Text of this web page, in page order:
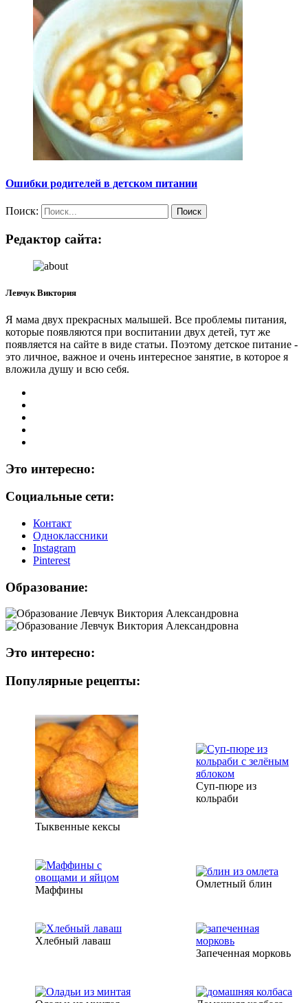
Ошибки родителей в детском питании
Поиск:
Редактор сайта:
Левчук Виктория
Я мама двух прекрасных малышей. Все проблемы питания,
которые появляются при воспитании двух детей, тут же
появляется на сайте в виде статьи. Поэтому детское питание -
это личное, важное и очень интересное занятие, в которое я
вложила душу и всю себя.
Это интересно:
Социальные сети:
Контакт
Одноклассники
Instagram
Рinterest
Образование:
Это интересно:
Популярные рецепты:
Тыквенные кексы
Суп-пюре из
кольраби
Маффины
Омлетный блин
Хлебный лаваш
Запеченная морковь